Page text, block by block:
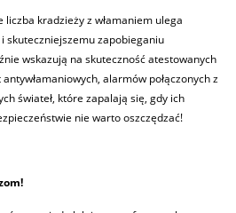
liczba kradzieży z włamaniem ulega
skuteczniejszemu zapobieganiu
wskazują na skuteczność atestowanych
alarmów połączonych z
świateł, które zapalają się, gdy ich
nie warto oszczędzać!